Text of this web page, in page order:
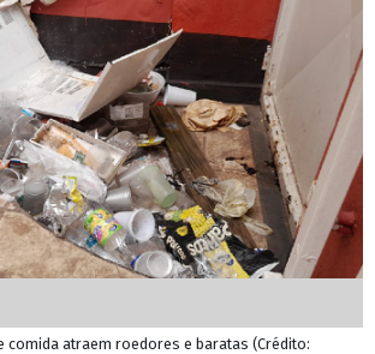
comida atraem roedores e baratas (Crédito: